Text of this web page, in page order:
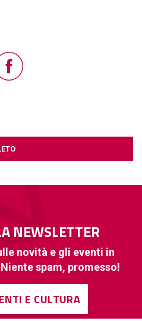
NEWSLETTER
novità e gli eventi in
spam, promesso!
E CULTURA